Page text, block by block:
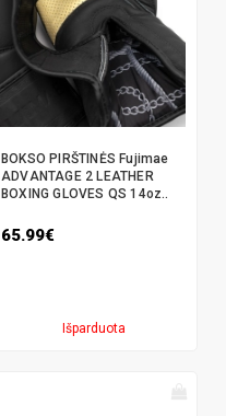
BOKSO PIRŠTINĖS Fujimae
ADVANTAGE 2 LEATHER
BOXING GLOVES QS 14oz..
65.99€
Išparduota